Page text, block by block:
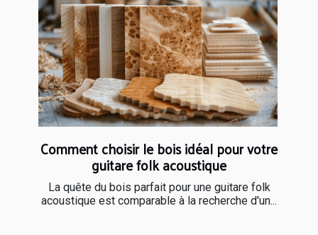
Comment choisir le bois idéal pour votre
guitare folk acoustique
La quête du bois parfait pour une guitare folk
acoustique est comparable à la recherche d'un...